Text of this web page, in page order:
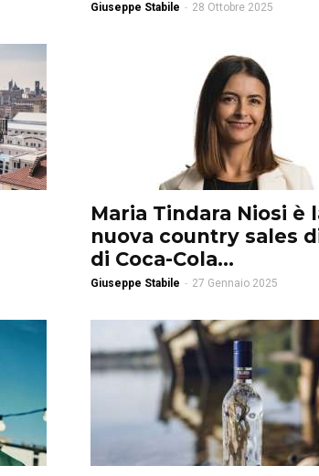
Giuseppe Stabile - 28 Ottobre 2025
Maria Tindara Niosi è
nuova country sales
di Coca-Cola...
Giuseppe Stabile - 27 Gennaio 2025